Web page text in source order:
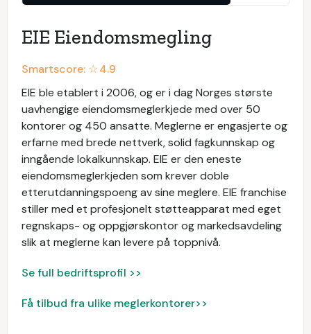
EIE Eiendomsmegling
Smartscore: ☆4.9
EIE ble etablert i 2006, og er i dag Norges største
uavhengige eiendomsmeglerkjede med over 50
kontorer og 450 ansatte. Meglerne er engasjerte og
erfarne med brede nettverk, solid fagkunnskap og
inngående lokalkunnskap. EIE er den eneste
eiendomsmeglerkjeden som krever doble
etterutdanningspoeng av sine meglere. EIE franchise
stiller med et profesjonelt støtteapparat med eget
regnskaps- og oppgjørskontor og markedsavdeling
slik at meglerne kan levere på toppnivå.
Se full bedriftsprofil >>
Få tilbud fra ulike meglerkontorer>>